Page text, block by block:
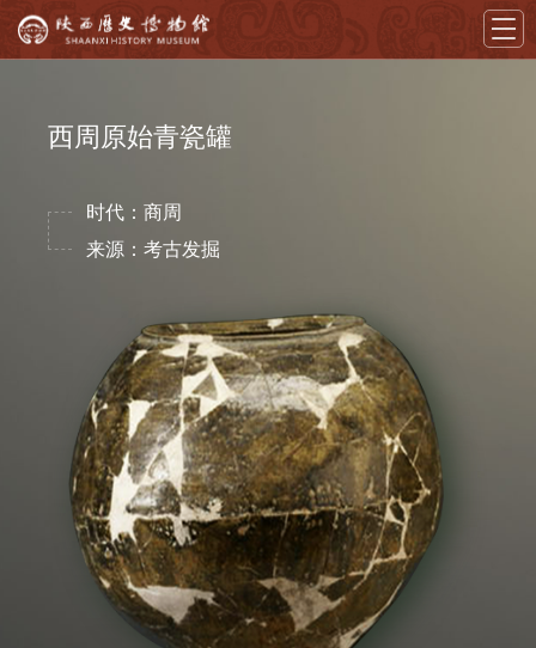
展览
信息公开
西周原始青瓷罐
时代：商周
来源：考古发掘